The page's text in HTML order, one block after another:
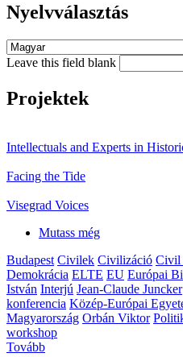
Nyelvválasztás
Leave this field blank
Projektek
Intellectuals and Experts in
Facing the Tide
Visegrad Voices
Mutass még
Budapest Civilek Civilizáció Civil
Demokrácia ELTE EU Európai
István Interjú Jean-Claude Juncker
konferencia Közép-Európai
Magyarország Orbán Viktor
workshop
Tovább